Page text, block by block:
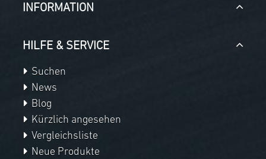
INFORMATION
HILFE & SERVICE
Suchen
News
Blog
Kürzlich angesehen
Vergleichsliste
Neue Produkte